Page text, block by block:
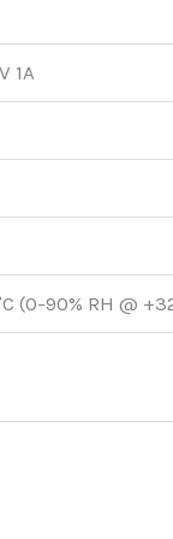
1A
(0-90% RH @